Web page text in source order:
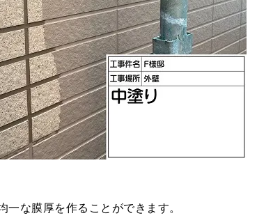
な膜厚を作ることができます。